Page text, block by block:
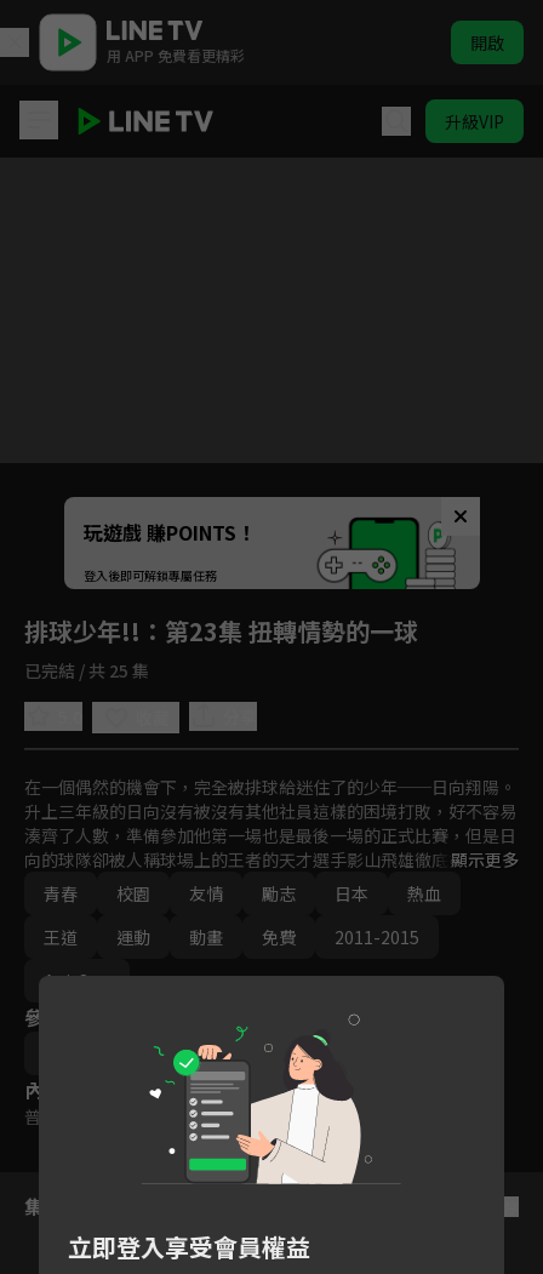
用 APP 免費看更精彩 開啟
升級VIP
Unmute
如有不便請見諒
玩遊戲 賺POINTS！
登入後即可解鎖專屬任務
排球少年!! ：第23集 扭轉情勢的一球
已完結 / 共 25 集
在一個偶然的機會下，完全被排球給迷住了的少年──日向翔陽。
升上三年級的日向沒有被沒有其他社員這樣的困境打敗，好不容易
湊齊了人數，準備參加他第一場也是最後一場的正式比賽，但是日
向的球隊卻被人稱球場上的王者的天才選手影山飛雄徹底打敗。誓
言要報仇的日向打開了烏野排球社的門，卻在那兒看見了那可恨的
對手影山。
顯示更多
青春
校園 友情 勵志 日本
熱血
王道
運動 動畫 免費
2011-2015
Ani-One
參與演員
內容標籤
普遍級
集數列表
立即登入享受會員權益